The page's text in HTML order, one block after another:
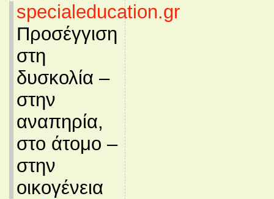
specialeducation.gr
Προσέγγιση
στη
δυσκολία –
στην
αναπηρία,
στο άτομο –
στην
οικογένεια